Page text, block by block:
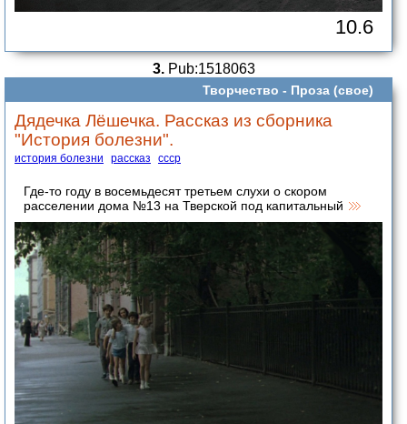
10.6
3.Pub:1518063
Творчество - Проза (свое)
Дядечка Лёшечка. Рассказ из сборника
"История болезни".
история болезни рассказ ссср
Где-то году в восемьдесят третьем слухи о скором
расселении дома №13 на Тверской под капитальный